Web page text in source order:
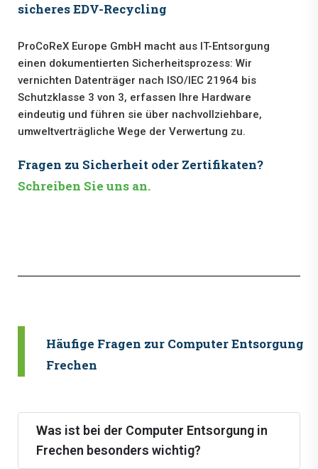
sicheres EDV-Recycling
ProCoReX Europe GmbH macht aus IT-Entsorgung
einen dokumentierten Sicherheitsprozess: Wir
vernichten Datenträger nach ISO/IEC 21964 bis
Schutzklasse 3 von 3, erfassen Ihre Hardware
eindeutig und führen sie über nachvollziehbare,
umweltverträgliche Wege der Verwertung zu.
Fragen zu Sicherheit oder Zertifikaten?
Schreiben Sie uns an.
Häufige Fragen zur Computer Entsorgung
Frechen
Was ist bei der Computer Entsorgung in
Frechen besonders wichtig?